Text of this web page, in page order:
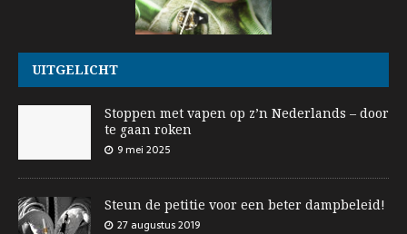
UITGELICHT
Stoppen met vapen op z’n Nederlands – door
te gaan roken
9 mei 2025
Steun de petitie voor een beter dampbeleid!
27 augustus 2019